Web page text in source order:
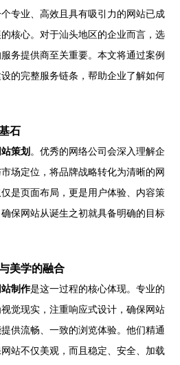
专业、高效且具有吸引力的网站已成
核心。对于汕头地区的企业而言，选
务提供商至关重要。本文将通过案例
的完整服务链条，帮助企业了解如何
石
策划 。优秀的网络公司会深入理解企
场定位，将品牌战略转化为清晰的网
是页面布局，更是用户体验、内容策
保网站从诞生之初就具备明确的目标
美学的融合
制作是这一过程的核心体现。专业的
觉现实，注重响应式设计，确保网站
供流畅、一致的浏览体验。他们精通
站不仅美观，而且稳定、安全、加载